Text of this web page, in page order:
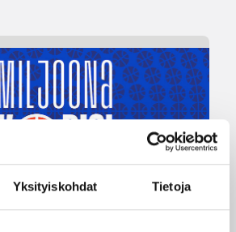
Yksityiskohdat Tietoja
04.08.2026 12:00